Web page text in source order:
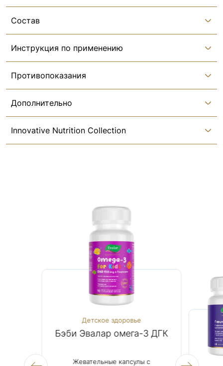
Состав
Инструкция по применению
Противопоказания
Дополнительно
Innovative Nutrition Collection
в 1
Детское здоровье
Бэби Эвалар омега-3 ДГК
Жевательные капсулы с